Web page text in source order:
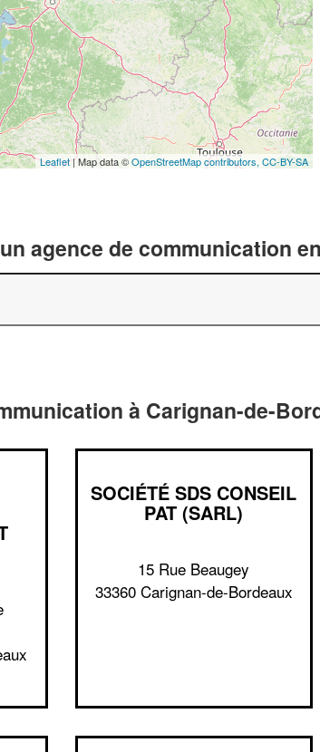
Leaflet| Map data ©OpenStreetMap contributors, CC-BY-SA
agence de communication
à Carignan-de-
SOCIÉTÉ SDS CONSEIL
PAT (SARL)
15 Rue Beaugey
33360 Carignan-de-Bordeaux